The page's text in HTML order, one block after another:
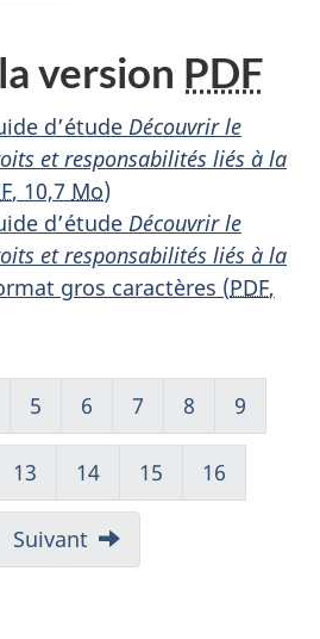
version PDF
d’étude Découvrir le
et responsabilités liés à la
, 10,7 Mo)
d’étude Découvrir le
et responsabilités liés à la
gros caractères (PDF,
5 6 7 8 9
13 14 15 16
Suivant